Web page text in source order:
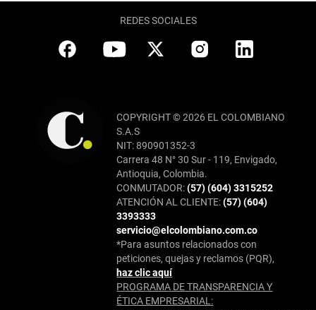
REDES SOCIALES
COPYRIGHT © 2026 EL COLOMBIANO
S.A.S
NIT: 890901352-3
Carrera 48 N° 30 Sur - 119, Envigado,
Antioquia, Colombia.
CONMUTADOR:(57) (604) 3315252
ATENCIÓN AL CLIENTE:(57) (604)
3393333
servicio@elcolombiano.com.co
*Para asuntos relacionados con
peticiones, quejas y reclamos (PQR),
haz clic aquí
PROGRAMA DE TRANSPARENCIA Y
ÉTICA EMPRESARIAL: